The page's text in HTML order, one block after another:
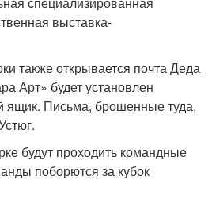
также открывается почта Деда
Арт» будет установлен
ящик. Письма, брошенные туда,
будут проходить командные
поборются за кубок